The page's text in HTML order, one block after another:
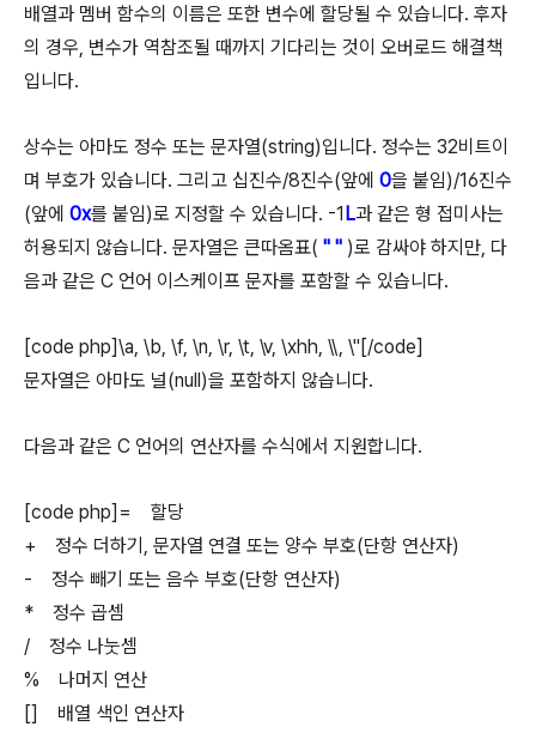
배열과 멤버 함수의 이름은 또한 변수에 할당될 수 있습니다. 후자
의 경우, 변수가 역참조될 때까지 기다리는 것이 오버로드 해결책
입니다.
상수는 아마도 정수 또는 문자열(string)입니다. 정수는 32비트이
며 부호가 있습니다. 그리고 십진수/8진수(앞에 0을 붙임)/16진수
(앞에 0x를 붙임)로 지정할 수 있습니다. -1L과 같은 형 접미사는
허용되지 않습니다. 문자열은 큰따옴표( " " )로 감싸야 하지만, 다
음과 같은 C 언어 이스케이프 문자를 포함할 수 있습니다.
[code php]\a, \b, \f, \n, \r, \t, \v, \xhh, \\, \"[/code]
문자열은 아마도 널(null)을 포함하지 않습니다.
다음과 같은 C 언어의 연산자를 수식에서 지원합니다.
[code php]= 할당
+ 정수 더하기, 문자열 연결 또는 양수 부호(단항 연산자)
- 정수 빼기 또는 음수 부호(단항 연산자)
* 정수 곱셈
/ 정수 나눗셈
% 나머지 연산
[] 배열 색인 연산자